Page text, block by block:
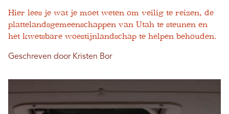
Hier lees je wat je moet weten om veilig te reizen, de
plattelandsgemeenschappen van Utah te steunen en
het kwetsbare woestijnlandschap te helpen behouden.
Geschreven door Kristen Bor